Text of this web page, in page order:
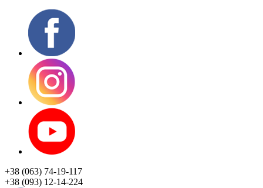
+38 (063) 74-19-117
+38 (093) 12-14-224